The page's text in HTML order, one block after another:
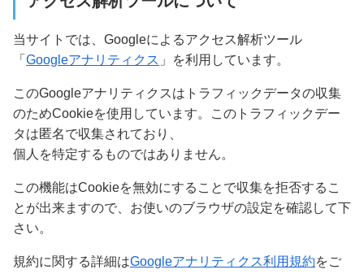
当サイトでは、Googleによるアクセス解析ツール
「 Googleアナリティクス 」を利用しています。
このGoogleアナリティクスはトラフィックデータの収集
のためCookieを使用しています。このトラフィックデー
タは匿名で収集されており、
個人を特定するものではありません。
この機能はCookieを無効にすることで収集を拒否するこ
とが出来ますので、お使いのブラウザの設定を確認して下
さい。
規約に関する詳細はGoogleアナリティクス利用規約をご